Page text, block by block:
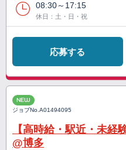
08:30～17:15
休日：土・日・祝
応募する
NEW
ジョブNo.A01494095
【高時給・駅近・未経
@博多